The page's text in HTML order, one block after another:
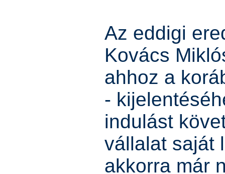
Az eddigi
Kovács
ahhoz a
-
indulást
vállalat saját
akkorra már